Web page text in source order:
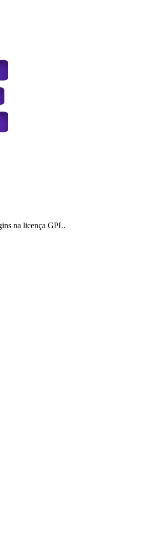
na licença GPL.